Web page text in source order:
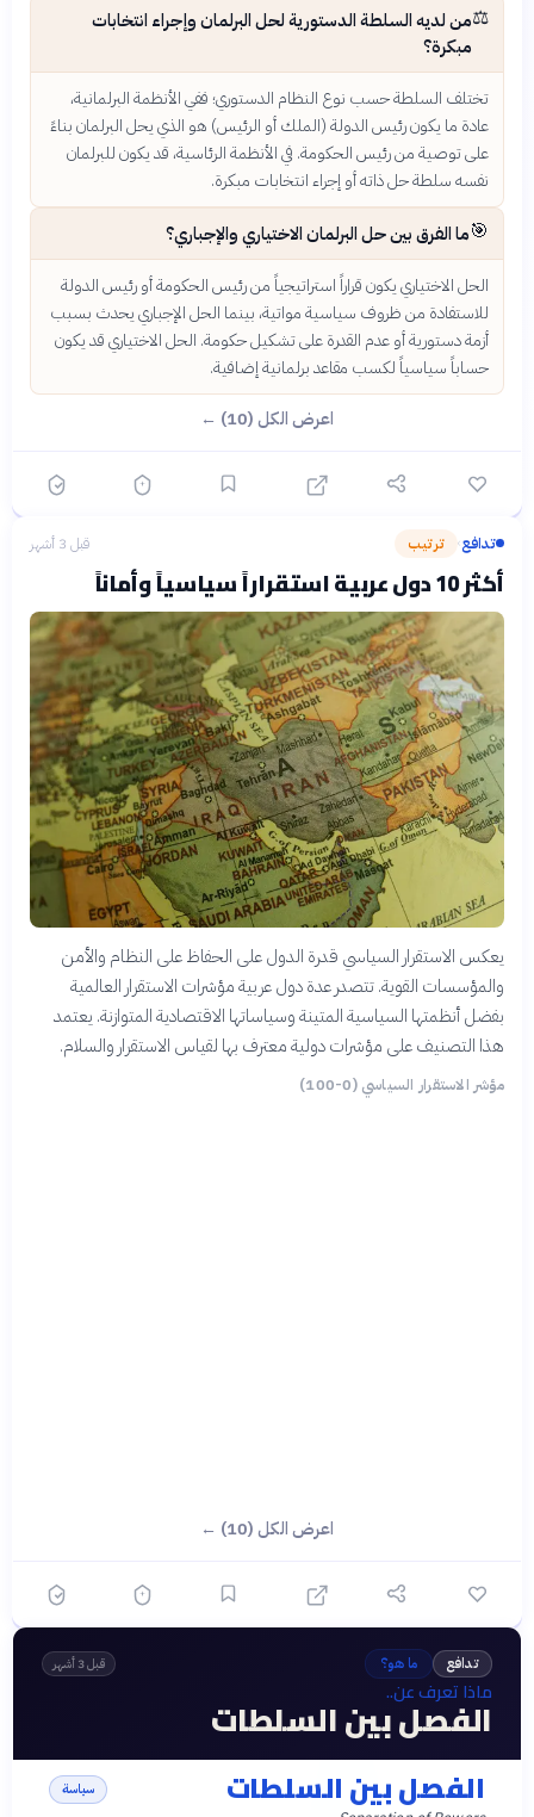
⚖️من لديه السلطة الدستورية لحل البرلمان وإجراء انتخابات
مبكرة؟
تختلف السلطة حسب نوع النظام الدستوري؛ ففي الأنظمة البرلمانية،
عادة ما يكون رئيس الدولة (الملك أو الرئيس) هو الذي يحل البرلمان بناءً
على توصية من رئيس الحكومة. في الأنظمة الرئاسية، قد يكون للبرلمان
نفسه سلطة حل ذاته أو إجراء انتخابات مبكرة.
🎯ما الفرق بين حل البرلمان الاختياري والإجباري؟
الحل الاختياري يكون قراراً استراتيجياً من رئيس الحكومة أو رئيس الدولة
للاستفادة من ظروف سياسية مواتية، بينما الحل الإجباري يحدث بسبب
أزمة دستورية أو عدم القدرة على تشكيل حكومة. الحل الاختياري قد يكون
حساباً سياسياً لكسب مقاعد برلمانية إضافية.
اعرض الكل (10) ←
تدافع› ترتيب قبل 3 أشهر
أكثر 10 دول عربية استقراراً سياسياً وأماناً
يعكس الاستقرار السياسي قدرة الدول على الحفاظ على النظام والأمن
والمؤسسات القوية. تتصدر عدة دول عربية مؤشرات الاستقرار العالمية
بفضل أنظمتها السياسية المتينة وسياساتها الاقتصادية المتوازنة. يعتمد
هذا التصنيف على مؤشرات دولية معترف بها لقياس الاستقرار والسلام.
مؤشر الاستقرار السياسي (0-100)
اعرض الكل (10) ←
تدافع ما هو؟ قبل 3 أشهر
ماذا تعرف عن..
الفصل بين السلطات
الفصل بين السلطات سياسة